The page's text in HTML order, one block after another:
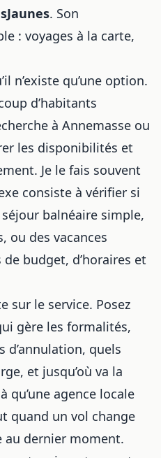
. Son
: voyages à la carte,
n’existe qu’une option.
d’habitants
à Annemasse ou
les disponibilités et
Je le fais souvent
consiste à vérifier si
balnéaire simple,
ou des vacances
budget, d’horaires et
sur le service. Posez
gère les formalités,
d’annulation, quels
et jusqu’où va la
qu’une agence locale
quand un vol change
au dernier moment.